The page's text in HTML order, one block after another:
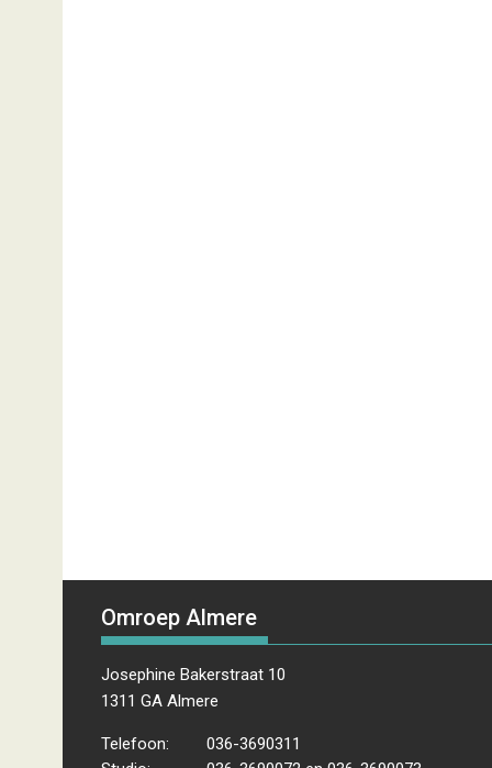
Omroep Almere
Josephine Bakerstraat 10
1311 GA Almere
Telefoon:
036-3690311